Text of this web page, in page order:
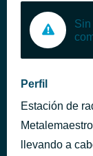
Sin
Perfil
Estación de
llevando a